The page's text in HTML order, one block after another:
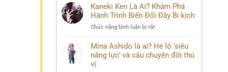
Tsugikuni
là
Chân
kiếm
sĩ
Kaneki Ken Là Ai? Khám Phá
Hành Trình Biến Đổi Đầy Bi kịch
Chức năng bình luận bị tắt
Ken
Ai?
Mina Ashido là ai? Hé lộ ‘siêu
năng lực’ và câu chuyện đời thú
vị